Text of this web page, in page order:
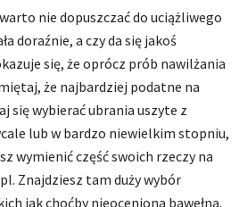
nie dopuszczać do uciążliwego
doraźnie, a czy da się jakoś
się, że oprócz prób nawilżania
że najbardziej podatne na
się wybierać ubrania uszyte z
lub w bardzo niewielkim stopniu,
wymienić część swoich rzeczy na
Znajdziesz tam duży wybór
jak choćby nieoceniona bawełna.